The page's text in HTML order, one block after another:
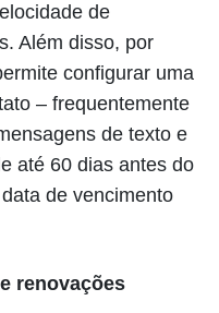
de
Além disso, por
configurar uma
– frequentemente
de texto e
até 60 dias antes do
de vencimento
renovações